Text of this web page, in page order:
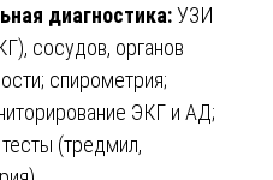
диагностика:УЗИ
сосудов, органов
спирометрия;
ЭКГ и АД;
(тредмил,